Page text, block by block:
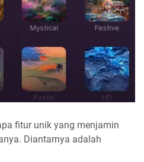
fitur unik yang menjamin
Diantarnya adalah